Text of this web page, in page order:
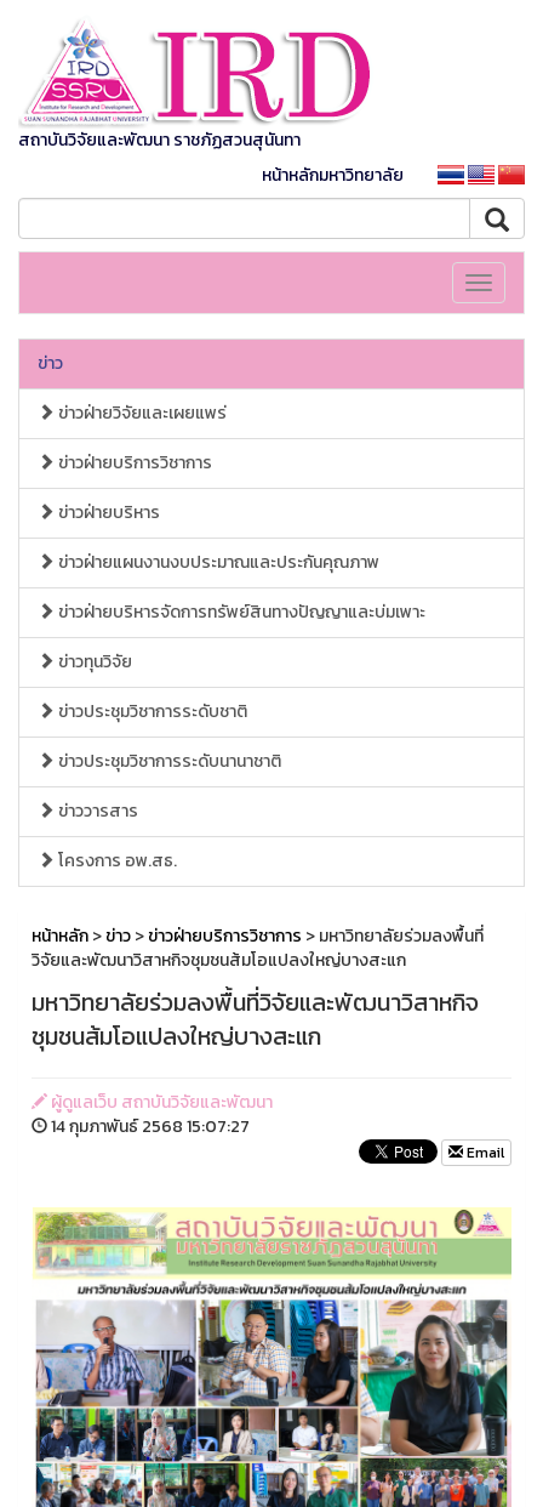
สถาบันวิจัยและพัฒนา ราชภัฏสวนสุนันทา
หน้าหลักมหาวิทยาลัย
Toggle
ข่าว
ข่าวฝ่ายวิจัยและเผยแพร่
ข่าวฝ่ายบริการวิชาการ
ข่าวฝ่ายบริหาร
ข่าวฝ่ายแผนงานงบประมาณและประกันคุณภาพ
ข่าวฝ่ายบริหารจัดการทรัพย์สินทางปัญญาและบ่มเพาะ
ข่าวทุนวิจัย
ข่าวประชุมวิชาการระดับชาติ
ข่าวประชุมวิชาการระดับนานาชาติ
ข่าววารสาร
โครงการ อพ.สธ.
หน้าหลัก>ข่าว>ข่าวฝ่ายบริการวิชาการ > มหาวิทยาลัยร่วมลงพื้นที่
วิจัยและพัฒนาวิสาหกิจชุมชนส้มโอแปลงใหญ่บางสะแก
มหาวิทยาลัยร่วมลงพื้นที่วิจัยและพัฒนาวิสาหกิจ
ชุมชนส้มโอแปลงใหญ่บางสะแก
ผู้ดูแลเว็บ สถาบันวิจัยและพัฒนา
14 กุมภาพันธ์ 2568 15:07:27
Email